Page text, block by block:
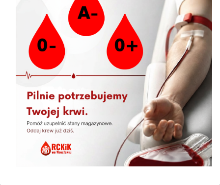
04.08.2026 » Harmonogram akcji wyjazdowych
03.08.2026 » Akcja wyjazdowa Zawonia
31.07.2026 » To już jutro!
30.07.2026 » Szynkarnia i Pochlebna ponownie partnerami
akcji „Oddaj krew, odwiedź gastro”
29.07.2026 » Przypominamy!
Newsletter